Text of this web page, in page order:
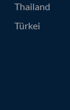
Thailand
Türkei